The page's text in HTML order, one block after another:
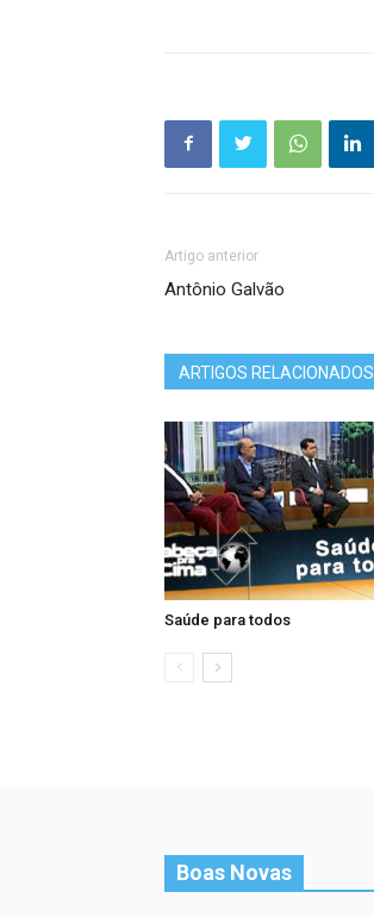
Artigo anterior
Antônio Galvão
ARTIGOS RELACIONADOS
Saúde para todos
Boas Novas